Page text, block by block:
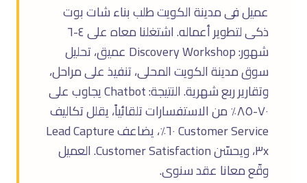
عميل فى مدينة الكويت طلب بناء شات بوت
ذكى لتطوير أعماله. اشتغلنا معاه على ٤-٦
شهور: Discovery Workshop عميق، تحليل
سوق مدينة الكويت المحلى، تنفيذ على مراحل،
وتقارير ربع شهرية. النتيجة: Chatbot يجاوب على
٧٠-٨٥٪ من الاستفسارات تلقائياً، يقلل تكاليف
Customer Service ٦٠٪، يضاعف Lead Capture
٣x، ويحسّن Customer Satisfaction. العميل
وقّع معانا عقد سنوى.